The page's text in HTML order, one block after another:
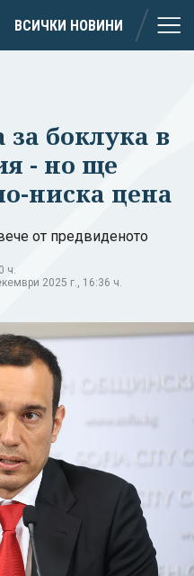
ВСИЧКИ НОВИНИ
боклука в
- но ще
ниска цена
от предвиденото
ч.
2025 г., 16:36 ч.